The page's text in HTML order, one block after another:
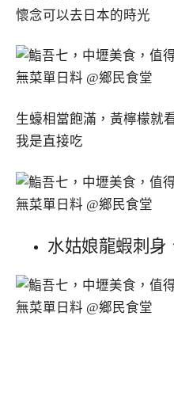
懷念可以去日本的時光
生蠔相當飽滿，黃檸檬就
我是直接吃
水姑娘龍蝦刺身